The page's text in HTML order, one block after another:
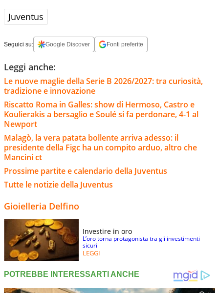
Juventus
Seguici su: Google Discover Fonti preferite
Leggi anche:
Le nuove maglie della Serie B 2026/2027: tra curiosità,
tradizione e innovazione
Riscatto Roma in Galles: show di Hermoso, Castro e
Koulierakis a bersaglio e Soulé si fa perdonare, 4-1 al
Newport
Malagò, la vera patata bollente arriva adesso: il
presidente della Figc ha un compito arduo, altro che
Mancini ct
Prossime partite e calendario della Juventus
Tutte le notizie della Juventus
Gioielleria Delfino
Investire in oro
L’oro torna protagonista tra gli investimenti
sicuri
LEGGI